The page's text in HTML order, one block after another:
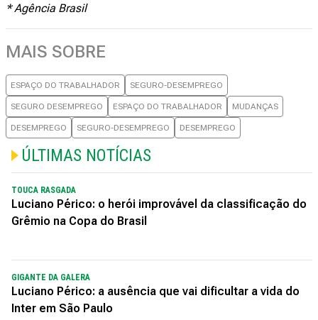
* Agência Brasil
MAIS SOBRE
ESPAÇO DO TRABALHADOR SEGURO-DESEMPREGO
SEGURO DESEMPREGO ESPAÇO DO TRABALHADOR MUDANÇAS
DESEMPREGO SEGURO-DESEMPREGO DESEMPREGO
ÚLTIMAS NOTÍCIAS
TOUCA RASGADA
Luciano Périco: o herói improvável da classificação do
Grêmio na Copa do Brasil
GIGANTE DA GALERA
Luciano Périco: a ausência que vai dificultar a vida do
Inter em São Paulo